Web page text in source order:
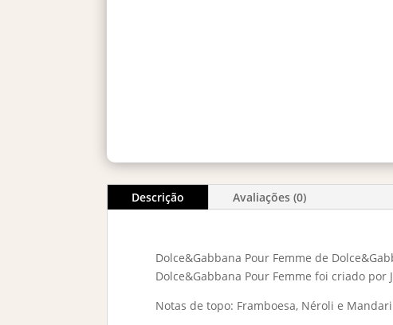
Descrição Avaliações (0)
Dolce&Gabbana Pour Femme de
Dolce&Gabbana Pour Femme foi criado
Notas de topo: Framboesa, Néroli e